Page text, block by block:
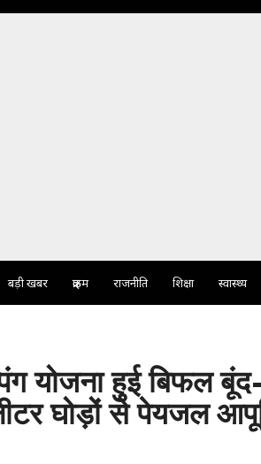
बड़ी खबर क्राइम राजनीति शिक्षा स्वास्थ्य
योजना हुई बिफल
घोड़ों से पेयजल